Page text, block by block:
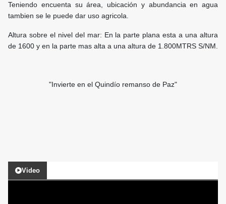
Teniendo encuenta su área, ubicación y abundancia en agua
tambien se le puede dar uso agricola.
Altura sobre el nivel del mar: En la parte plana esta a una altura
de 1600 y en la parte mas alta a una altura de 1.800MTRS S/NM.
"Invierte en el Quindío remanso de Paz"
Video